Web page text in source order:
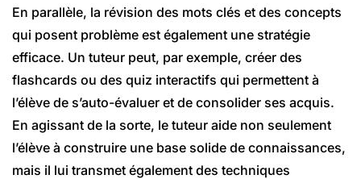
En parallèle, la révision des mots clés et des concepts
qui posent problème est également une stratégie
efficace. Un tuteur peut, par exemple, créer des
flashcards ou des quiz interactifs qui permettent à
l’élève de s’auto-évaluer et de consolider ses acquis.
En agissant de la sorte, le tuteur aide non seulement
l’élève à construire une base solide de connaissances,
mais il lui transmet également des techniques